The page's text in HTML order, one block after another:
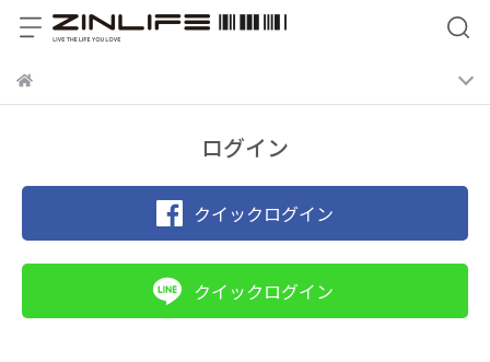
ログイン
クイックログイン
クイックログイン